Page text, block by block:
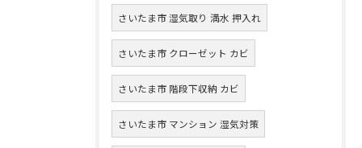
さいたま市 湿気取り 満水 押入れ
さいたま市 クローゼット カビ
さいたま市 階段下収納 カビ
さいたま市 マンション 湿気対策